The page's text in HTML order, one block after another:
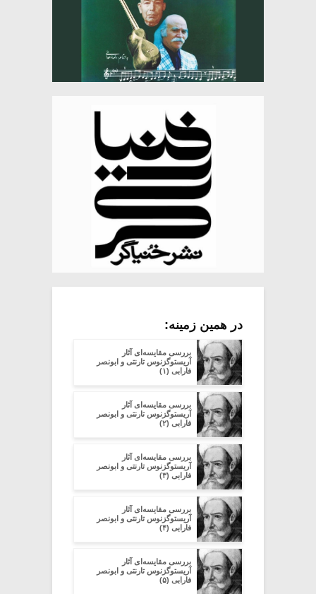
در همین زمینه:
بررسی مقایسه‌ای آثار
آریستوگزنوس تارنتی و ابونصر
فارابی (۱)
بررسی مقایسه‌ای آثار
آریستوگزنوس تارنتی و ابونصر
فارابی (۲)
بررسی مقایسه‌ای آثار
آریستوگزنوس تارنتی و ابونصر
فارابی (۳)
بررسی مقایسه‌ای آثار
آریستوگزنوس تارنتی و ابونصر
فارابی (۴)
بررسی مقایسه‌ای آثار
آریستوگزنوس تارنتی و ابونصر
فارابی (۵)